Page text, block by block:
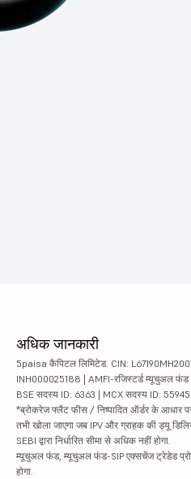
अधिक जानकारी
5paisa कैपिटल लिमिटेड. CIN:
INH000025188 | AMFI-रजिस्टर्ड म्यूचुअल फंड
BSE सदस्य ID: 6363 | MCX सदस्य ID: 55945 |
*ब्रोकरेज फ्लैट फीस / निष्पादित ऑर्डर के आधार
तभी खोला जाएगा जब IPV और ग्राहक की ड्यू
SEBI द्वारा निर्धारित सीमा से अधिक नहीं होगा.
म्यूचुअल फंड, म्यूचुअल फंड-SIP एक्सचेंज ट्रेडेड
होगा.